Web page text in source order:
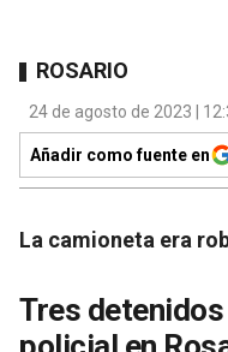
ROSARIO
24 de agosto de 2023 |
Añadir como fuente en
La camioneta era
Tres